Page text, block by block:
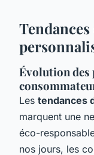
Évolution des
Les tendances
marquent une
éco-
nos jours, les